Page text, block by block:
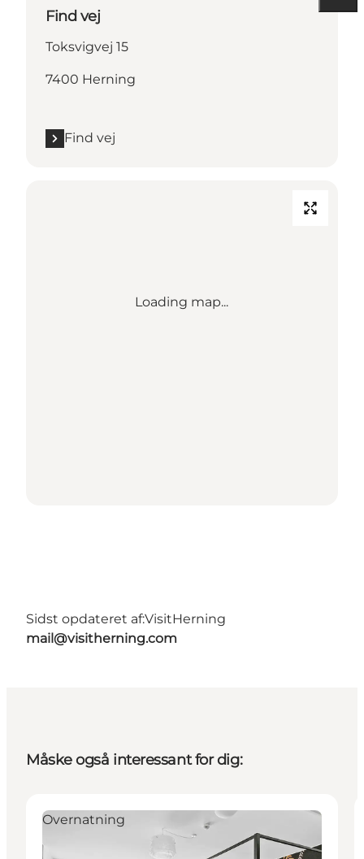
Find vej
Toksvigvej 15
7400 Herning
Find vej
Loading map...
Sidst opdateret af:VisitHerning
mail@visitherning.com
Måske også interessant for dig:
Overnatning